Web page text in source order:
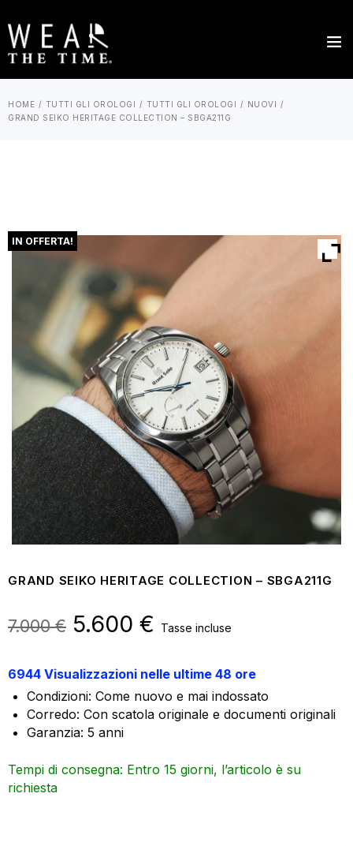
HOME TUTTI GLI OROLOGI TUTTI GLI OROLOGI
NUOVI
GRAND SEIKO HERITAGE COLLECTION – SBGA211G
IN OFFERTA!
GRAND SEIKO HERITAGE COLLECTION – SBGA211G
7.000€ Il
originale
era:
7.000 €.
5.600 € Il
attuale
è:
Tasse incluse
6944 Visualizzazioni nelle ultime 48 ore
Condizioni: Come nuovo e mai indossato
Corredo: Con scatola originale e documenti originali
Garanzia: 5 anni
Tempi di consegna: Entro 15 giorni, l’articolo è su
richiesta